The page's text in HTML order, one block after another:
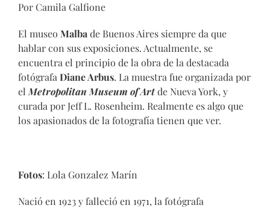
Por Camila Galfione
El museo Malba de Buenos Aires siempre da que
hablar con sus exposiciones. Actualmente, se
encuentra el principio de la obra de la destacada
fotógrafa Diane Arbus. La muestra fue organizada por
el Metropolitan Museum of Artde Nueva York, y
curada por Jeff L. Rosenheim. Realmente es algo que
los apasionados de la fotografía tienen que ver.
Fotos: Lola Gonzalez Marín
Nació en 1923 y falleció en 1971, la fotógrafa